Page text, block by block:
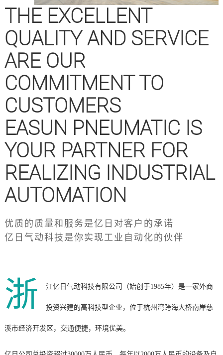
THE EXCELLENT
QUALITY AND SERVICE
ARE OUR
COMMITMENT TO
CUSTOMERS
EASUN PNEUMATIC IS
YOUR PARTNER FOR
REALIZING INDUSTRIAL
AUTOMATION
优质的质量和服务是亿日对客户的承诺
亿日气动科技是你实现工业自动化的伙伴
浙 江亿日气动科技有限公司（始创于1985年）是一家外商
投资兴建的高科技型企业，位于杭州湾跨海大桥南岸慈
溪市经济开发区，交通便捷，环境优美。